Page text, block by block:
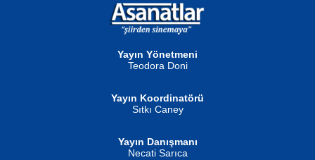
NURAN KÖSE BAYDAR
Ben Deniz Değilim ki...
Yayın Yönetmeni
Teodora Doni
Yayın Koordinatörü
Sıtkı Caney
Yayın Danışmanı
Necati Sarıca